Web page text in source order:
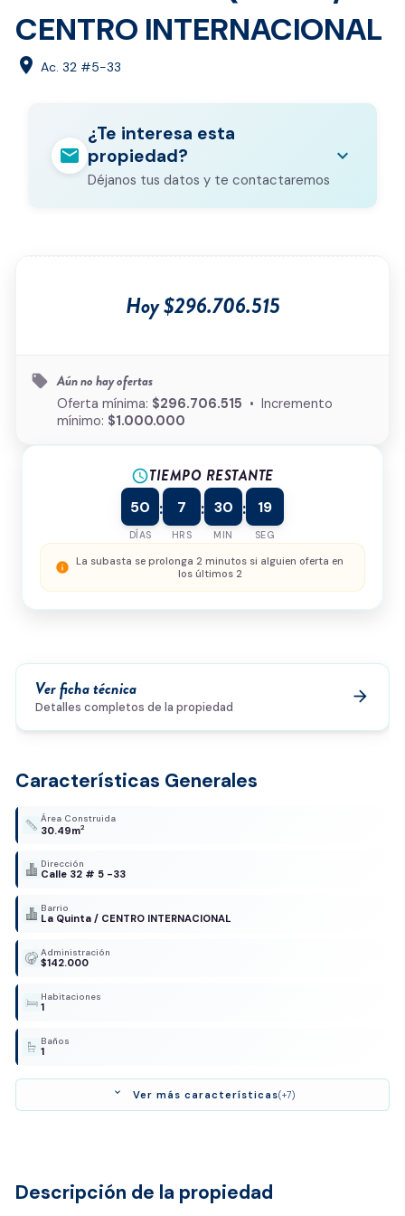
CENTRO INTERNACIONAL
location_on Ac. 32 #5-33
mail
¿Te interesa esta
propiedad?
Déjanos tus datos y te contactaremos
expand_more
Tipo de inmueble *
¿Cómo podemos ayudarte?
0/500
política de privacidady el
datos*
Hoy $296.706.515
local_offer Aún no hay ofertas
Oferta mínima: $296.706.515 • Incremento
mínimo: $1.000.000
scheduleTIEMPO RESTANTE
50
DÍAS
: 7
HRS
: 30
MIN
: 19
SEG
info La subasta se prolonga 2 minutos si alguien oferta en
los últimos 2
Ver ficha técnica
Detalles completos de la propiedad
arrow_forward
Características Generales
Área Construida
30.49m2
Dirección
Calle 32 # 5 -33
Barrio
La Quinta / CENTRO INTERNACIONAL
Administración
$142.000
Habitaciones
1
Baños
1
expand_more Ver más características(+7)
Descripción de la propiedad